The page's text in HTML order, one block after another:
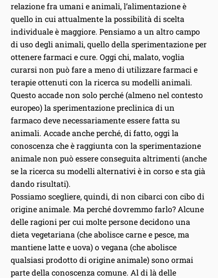
relazione fra umani e animali, l’alimentazione è
quello in cui attualmente la possibilità di scelta
individuale è maggiore. Pensiamo a un altro campo
di uso degli animali, quello della sperimentazione per
ottenere farmaci e cure. Oggi chi, malato, voglia
curarsi non può fare a meno di utilizzare farmaci e
terapie ottenuti con la ricerca su modelli animali.
Questo accade non solo perché (almeno nel contesto
europeo) la sperimentazione preclinica di un
farmaco deve necessariamente essere fatta su
animali. Accade anche perché, di fatto, oggi la
conoscenza che è raggiunta con la sperimentazione
animale non può essere conseguita altrimenti (anche
se la ricerca su modelli alternativi è in corso e sta già
dando risultati).
Possiamo scegliere, quindi, di non cibarci con cibo di
origine animale. Ma perché dovremmo farlo? Alcune
delle ragioni per cui molte persone decidono una
dieta vegetariana (che abolisce carne e pesce, ma
mantiene latte e uova) o vegana (che abolisce
qualsiasi prodotto di origine animale) sono ormai
parte della conoscenza comune. Al di là delle